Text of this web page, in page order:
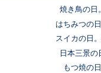
焼き鳥の日
はちみつの
スイカの日
日本三景
もつ焼の